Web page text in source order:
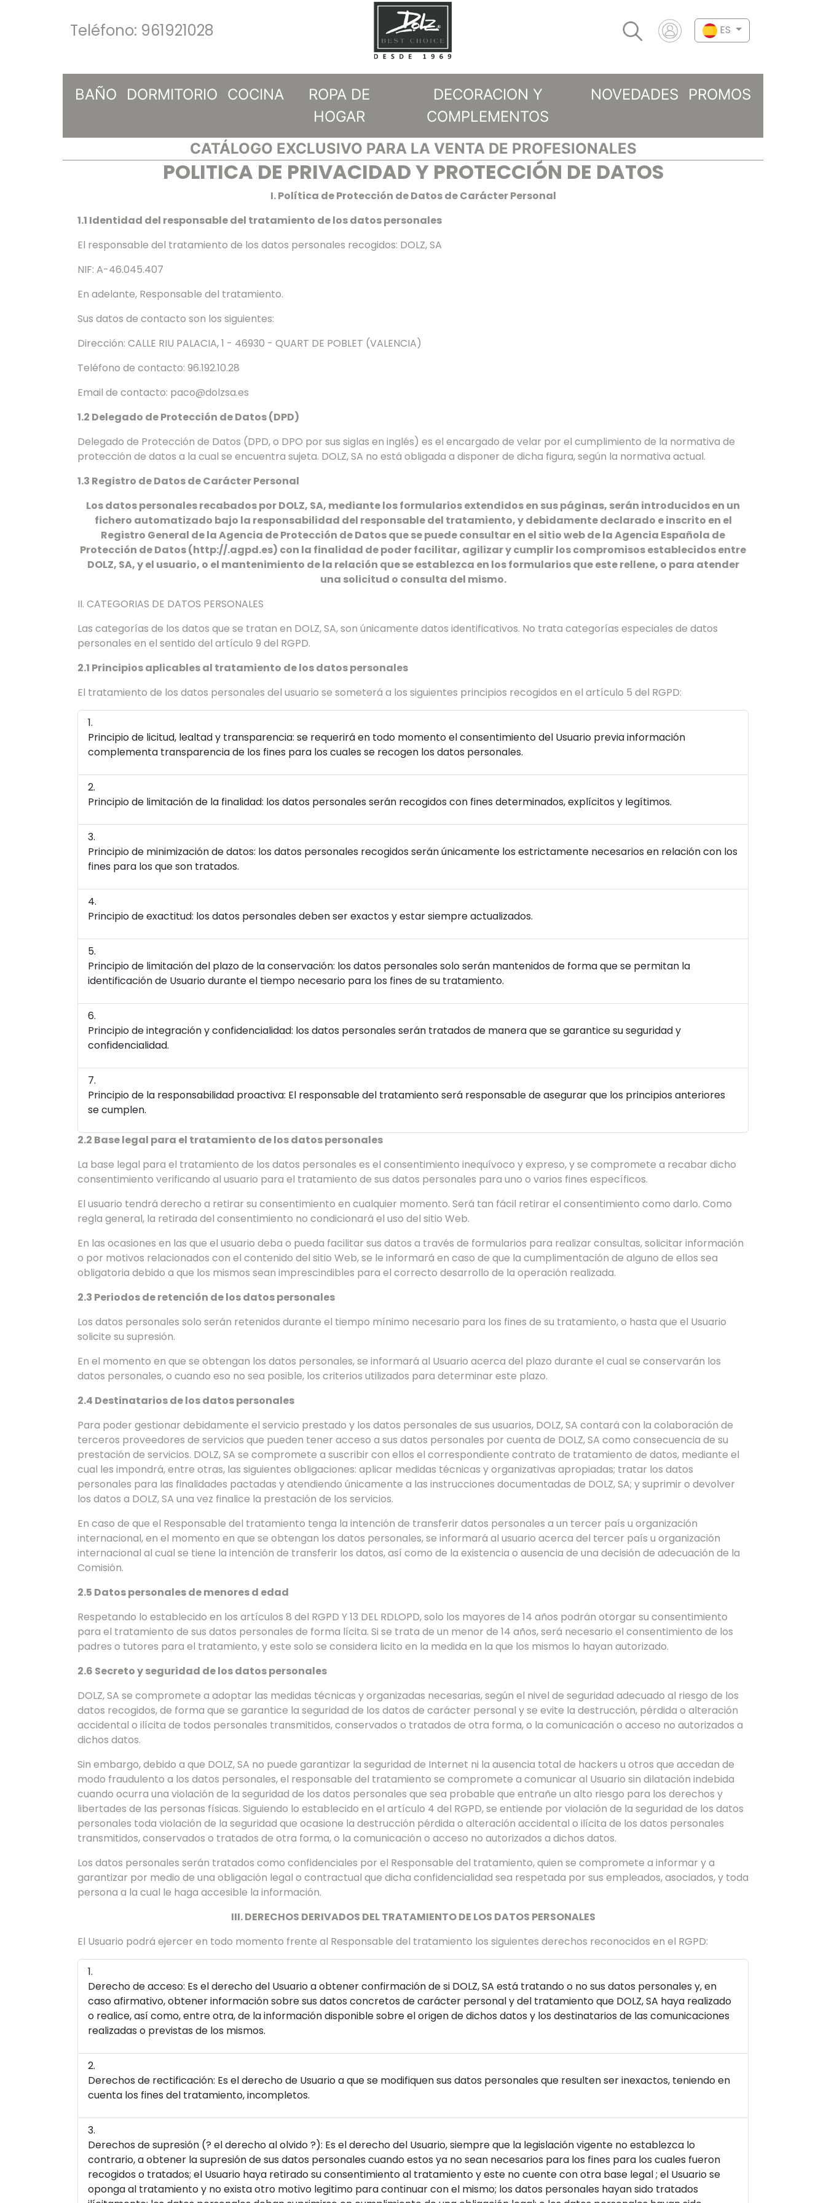
Teléfono: 961921028 ES
BAÑO DORMITORIO COCINA
ROPA DE
HOGAR
DECORACION Y
COMPLEMENTOS
NOVEDADES PROMOS
CATÁLOGO EXCLUSIVO PARA LA VENTA DE PROFESIONALES
POLITICA DE PRIVACIDAD Y PROTECCIÓN DE DATOS
I. Política de Protección de Datos de Carácter Personal
1.1 Identidad del responsable del tratamiento de los datos personales
El responsable del tratamiento de los datos personales recogidos: DOLZ, SA
NIF: A-46.045.407
En adelante, Responsable del tratamiento.
Sus datos de contacto son los siguientes:
Dirección: CALLE RIU PALACIA, 1 - 46930 - QUART DE POBLET (VALENCIA)
Teléfono de contacto: 96.192.10.28
Email de contacto: paco@dolzsa.es
1.2 Delegado de Protección de Datos (DPD)
Delegado de Protección de Datos (DPD, o DPO por sus siglas en inglés) es el encargado de velar por el cumplimiento de la normativa de
protección de datos a la cual se encuentra sujeta. DOLZ, SA no está obligada a disponer de dicha figura, según la normativa actual.
1.3 Registro de Datos de Carácter Personal
Los datos personales recabados por DOLZ, SA, mediante los formularios extendidos en sus páginas, serán introducidos en un
fichero automatizado bajo la responsabilidad del responsable del tratamiento, y debidamente declarado e inscrito en el
Registro General de la Agencia de Protección de Datos que se puede consultar en el sitio web de la Agencia Española de
Protección de Datos (http://.agpd.es) con la finalidad de poder facilitar, agilizar y cumplir los compromisos establecidos entre
DOLZ, SA, y el usuario, o el mantenimiento de la relación que se establezca en los formularios que este rellene, o para atender
una solicitud o consulta del mismo.
II. CATEGORIAS DE DATOS PERSONALES
Las categorías de los datos que se tratan en DOLZ, SA, son únicamente datos identificativos. No trata categorías especiales de datos
personales en el sentido del artículo 9 del RGPD.
2.1 Principios aplicables al tratamiento de los datos personales
El tratamiento de los datos personales del usuario se someterá a los siguientes principios recogidos en el artículo 5 del RGPD:
Principio de licitud, lealtad y transparencia: se requerirá en todo momento el consentimiento del Usuario previa información
complementa transparencia de los fines para los cuales se recogen los datos personales.
Principio de limitación de la finalidad: los datos personales serán recogidos con fines determinados, explícitos y legítimos.
Principio de minimización de datos: los datos personales recogidos serán únicamente los estrictamente necesarios en relación con los
fines para los que son tratados.
Principio de exactitud: los datos personales deben ser exactos y estar siempre actualizados.
Principio de limitación del plazo de la conservación: los datos personales solo serán mantenidos de forma que se permitan la
identificación de Usuario durante el tiempo necesario para los fines de su tratamiento.
Principio de integración y confidencialidad: los datos personales serán tratados de manera que se garantice su seguridad y
confidencialidad.
Principio de la responsabilidad proactiva: El responsable del tratamiento será responsable de asegurar que los principios anteriores
se cumplen.
2.2 Base legal para el tratamiento de los datos personales
La base legal para el tratamiento de los datos personales es el consentimiento inequívoco y expreso, y se compromete a recabar dicho
consentimiento verificando al usuario para el tratamiento de sus datos personales para uno o varios fines específicos.
El usuario tendrá derecho a retirar su consentimiento en cualquier momento. Será tan fácil retirar el consentimiento como darlo. Como
regla general, la retirada del consentimiento no condicionará el uso del sitio Web.
En las ocasiones en las que el usuario deba o pueda facilitar sus datos a través de formularios para realizar consultas, solicitar información
o por motivos relacionados con el contenido del sitio Web, se le informará en caso de que la cumplimentación de alguno de ellos sea
obligatoria debido a que los mismos sean imprescindibles para el correcto desarrollo de la operación realizada.
2.3 Periodos de retención de los datos personales
Los datos personales solo serán retenidos durante el tiempo mínimo necesario para los fines de su tratamiento, o hasta que el Usuario
solicite su supresión.
En el momento en que se obtengan los datos personales, se informará al Usuario acerca del plazo durante el cual se conservarán los
datos personales, o cuando eso no sea posible, los criterios utilizados para determinar este plazo.
2.4 Destinatarios de los datos personales
Para poder gestionar debidamente el servicio prestado y los datos personales de sus usuarios, DOLZ, SA contará con la colaboración de
terceros proveedores de servicios que pueden tener acceso a sus datos personales por cuenta de DOLZ, SA como consecuencia de su
prestación de servicios. DOLZ, SA se compromete a suscribir con ellos el correspondiente contrato de tratamiento de datos, mediante el
cual les impondrá, entre otras, las siguientes obligaciones: aplicar medidas técnicas y organizativas apropiadas; tratar los datos
personales para las finalidades pactadas y atendiendo únicamente a las instrucciones documentadas de DOLZ, SA; y suprimir o devolver
los datos a DOLZ, SA una vez finalice la prestación de los servicios.
En caso de que el Responsable del tratamiento tenga la intención de transferir datos personales a un tercer país u organización
internacional, en el momento en que se obtengan los datos personales, se informará al usuario acerca del tercer país u organización
internacional al cual se tiene la intención de transferir los datos, así como de la existencia o ausencia de una decisión de adecuación de la
Comisión.
2.5 Datos personales de menores d edad
Respetando lo establecido en los artículos 8 del RGPD Y 13 DEL RDLOPD, solo los mayores de 14 años podrán otorgar su consentimiento
para el tratamiento de sus datos personales de forma lícita. Si se trata de un menor de 14 años, será necesario el consentimiento de los
padres o tutores para el tratamiento, y este solo se considera licito en la medida en la que los mismos lo hayan autorizado.
2.6 Secreto y seguridad de los datos personales
DOLZ, SA se compromete a adoptar las medidas técnicas y organizadas necesarias, según el nivel de seguridad adecuado al riesgo de los
datos recogidos, de forma que se garantice la seguridad de los datos de carácter personal y se evite la destrucción, pérdida o alteración
accidental o ilícita de todos personales transmitidos, conservados o tratados de otra forma, o la comunicación o acceso no autorizados a
dichos datos.
Sin embargo, debido a que DOLZ, SA no puede garantizar la seguridad de Internet ni la ausencia total de hackers u otros que accedan de
modo fraudulento a los datos personales, el responsable del tratamiento se compromete a comunicar al Usuario sin dilatación indebida
cuando ocurra una violación de la seguridad de los datos personales que sea probable que entrañe un alto riesgo para los derechos y
libertades de las personas físicas. Siguiendo lo establecido en el artículo 4 del RGPD, se entiende por violación de la seguridad de los datos
personales toda violación de la seguridad que ocasione la destrucción pérdida o alteración accidental o ilícita de los datos personales
transmitidos, conservados o tratados de otra forma, o la comunicación o acceso no autorizados a dichos datos.
Los datos personales serán tratados como confidenciales por el Responsable del tratamiento, quien se compromete a informar y a
garantizar por medio de una obligación legal o contractual que dicha confidencialidad sea respetada por sus empleados, asociados, y toda
persona a la cual le haga accesible la información.
III. DERECHOS DERIVADOS DEL TRATAMIENTO DE LOS DATOS PERSONALES
El Usuario podrá ejercer en todo momento frente al Responsable del tratamiento los siguientes derechos reconocidos en el RGPD:
Derecho de acceso: Es el derecho del Usuario a obtener confirmación de si DOLZ, SA está tratando o no sus datos personales y, en
caso afirmativo, obtener información sobre sus datos concretos de carácter personal y del tratamiento que DOLZ, SA haya realizado
o realice, así como, entre otra, de la información disponible sobre el origen de dichos datos y los destinatarios de las comunicaciones
realizadas o previstas de los mismos.
Derechos de rectificación: Es el derecho de Usuario a que se modifiquen sus datos personales que resulten ser inexactos, teniendo en
cuenta los fines del tratamiento, incompletos.
Derechos de supresión (? el derecho al olvido ?): Es el derecho del Usuario, siempre que la legislación vigente no establezca lo
contrario, a obtener la supresión de sus datos personales cuando estos ya no sean necesarios para los fines para los cuales fueron
recogidos o tratados; el Usuario haya retirado su consentimiento al tratamiento y este no cuente con otra base legal ; el Usuario se
oponga al tratamiento y no exista otro motivo legitimo para continuar con el mismo; los datos personales hayan sido tratados